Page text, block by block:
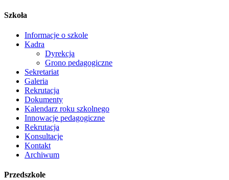
Szkoła
Informacje o szkole
Kadra
Dyrekcja
Grono pedagogiczne
Sekretariat
Galeria
Rekrutacja
Dokumenty
Kalendarz roku szkolnego
Innowacje pedagogiczne
Rekrutacja
Konsultacje
Kontakt
Archiwum
Przedszkole